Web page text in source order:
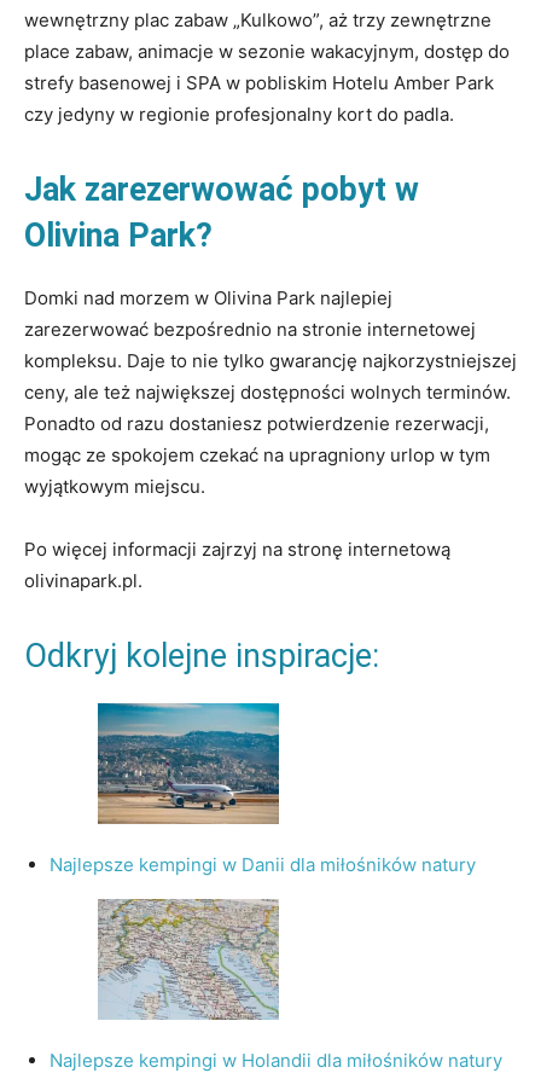
wewnętrzny plac zabaw „Kulkowo”, aż trzy zewnętrzne
place zabaw, animacje w sezonie wakacyjnym, dostęp do
strefy basenowej i SPA w pobliskim Hotelu Amber Park
czy jedyny w regionie profesjonalny kort do padla.
Jak zarezerwować pobyt w
Olivina Park?
Domki nad morzem w Olivina Park najlepiej
zarezerwować bezpośrednio na stronie internetowej
kompleksu. Daje to nie tylko gwarancję najkorzystniejszej
ceny, ale też największej dostępności wolnych terminów.
Ponadto od razu dostaniesz potwierdzenie rezerwacji,
mogąc ze spokojem czekać na upragniony urlop w tym
wyjątkowym miejscu.
Po więcej informacji zajrzyj na stronę internetową
olivinapark.pl.
Odkryj kolejne inspiracje:
Najlepsze kempingi w Danii dla miłośników natury
Najlepsze kempingi w Holandii dla miłośników natury